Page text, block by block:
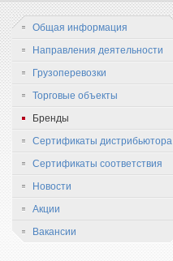
Общая информация
Направления деятельности
Грузоперевозки
Торговые объекты
Бренды
Сертификаты дистрибьютора
Сертификаты соответствия
Новости
Акции
Вакансии